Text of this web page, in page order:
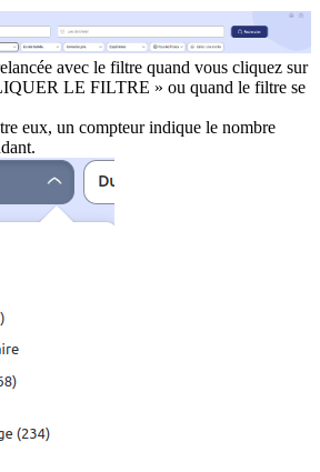
avec le filtre quand vous cliquez sur
LE FILTRE » ou quand le filtre se
eux, un compteur indique le nombre